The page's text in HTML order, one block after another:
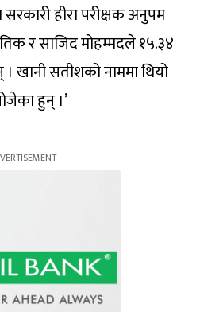
सरकारी हीरा परीक्षक अनुपम
र साजिद मोहम्मदले १५.३४
खानी सतीशको नाममा थियो
हुन् ।’